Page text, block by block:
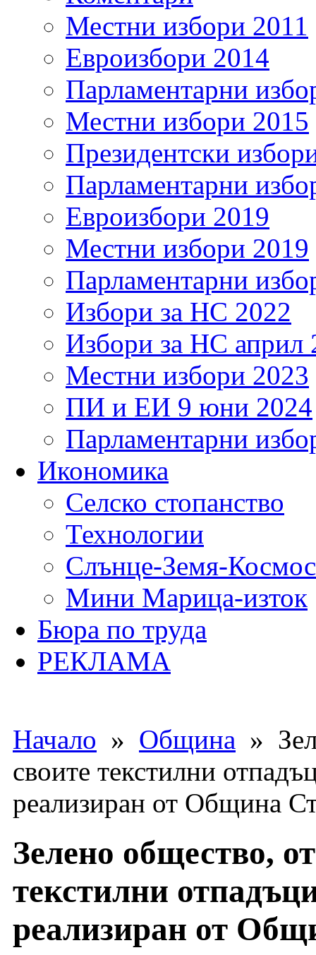
Местни избори 2011
Евроизбори 2014
Парламентарни
Местни избори 2015
Президентски
Парламентарни
Евроизбори 2019
Местни избори 2019
Парламентарни
Избори за НС 2022
Избори за НС април
Местни избори 2023
ПИ и ЕИ 9 юни 2024
Парламентарни
Икономика
Селско стопанство
Технологии
Слънце-Земя-Космос
Мини Марица-изток
Бюра по труда
РЕКЛАМА
Начало » Община »
своите текстилни
реализиран от Община
Зелено общество,
текстилни
реализиран от